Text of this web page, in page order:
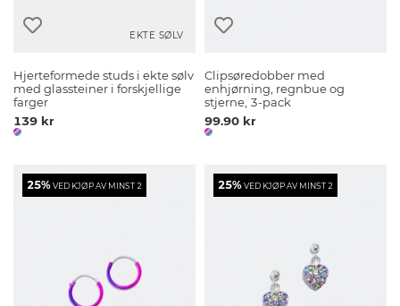
EKTE SØLV
Hjerteformede studs i ekte sølv
med glassteiner i forskjellige
farger
139 kr
Clipsøredobber med
enhjørning, regnbue og
stjerne, 3-pack
99.90 kr
25%VED KJØP AV MINST 2 25%VED KJØP AV MINST 2